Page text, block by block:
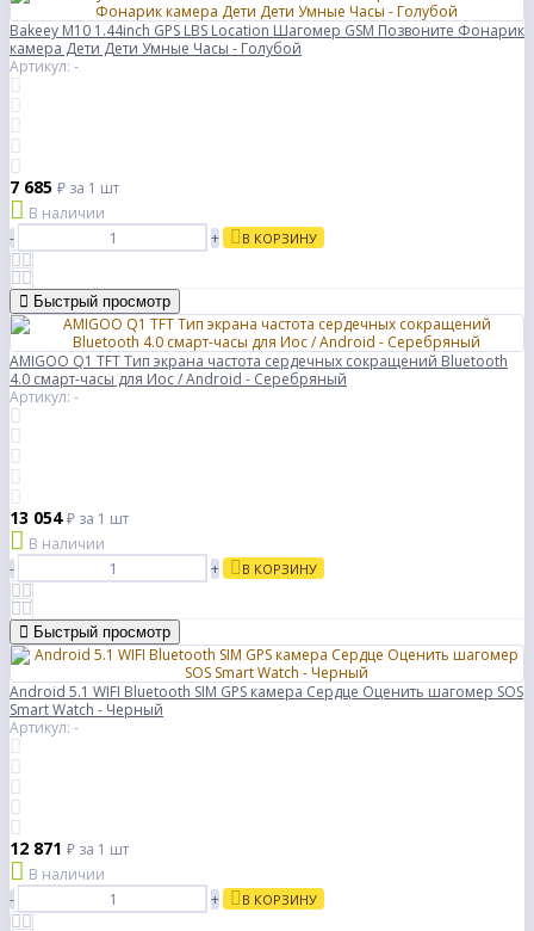
Bakeey M10 1.44inch GPS LBS Location Шагомер GSM Позвоните Фонарик
камера Дети Дети Умные Часы - Голубой
Артикул: -
7 685 ₽ за 1 шт
В наличии
-
+ В КОРЗИНУ
Быстрый просмотр
AMIGOO Q1 TFT Тип экрана частота сердечных сокращений Bluetooth
4.0 смарт-часы для Иос / Android - Серебряный
Артикул: -
13 054₽ за 1 шт
В наличии
-
+ В КОРЗИНУ
Быстрый просмотр
Android 5.1 WIFI Bluetooth SIM GPS камера Сердце Оценить шагомер SOS
Smart Watch - Черный
Артикул: -
12 871 ₽ за 1 шт
В наличии
-
+ В КОРЗИНУ